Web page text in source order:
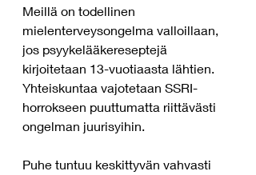
Meillä on todellinen
mielenterveysongelma valloillaan,
jos psyykelääkereseptejä
kirjoitetaan 13-vuotiaasta lähtien.
Yhteiskuntaa vajotetaan SSRI-
horrokseen puuttumatta riittävästi
ongelman juurisyihin.
Puhe tuntuu keskittyvän vahvasti